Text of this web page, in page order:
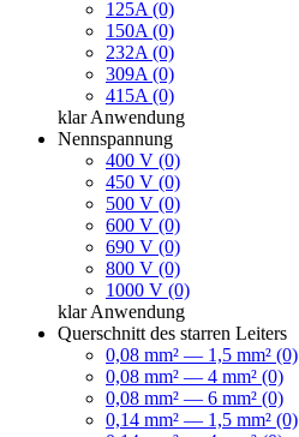
125A (0)
150A (0)
232A (0)
309A (0)
415A (0)
klar Anwendung
Nennspannung
400 V (0)
450 V (0)
500 V (0)
600 V (0)
690 V (0)
800 V (0)
1000 V (0)
klar Anwendung
Querschnitt des starren Leiters
0,08 mm² — 1,5 mm² (0)
0,08 mm² — 4 mm² (0)
0,08 mm² — 6 mm² (0)
0,14 mm² — 1,5 mm² (0)